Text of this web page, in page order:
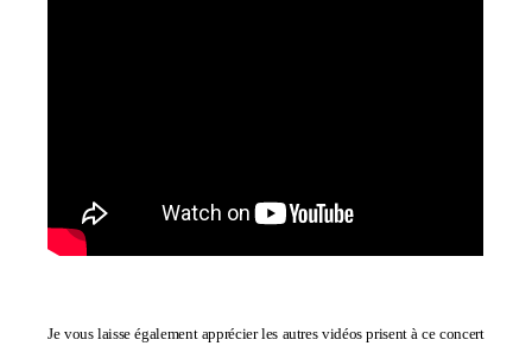
Je vous laisse également apprécier les autres vidéos prisent à ce concert